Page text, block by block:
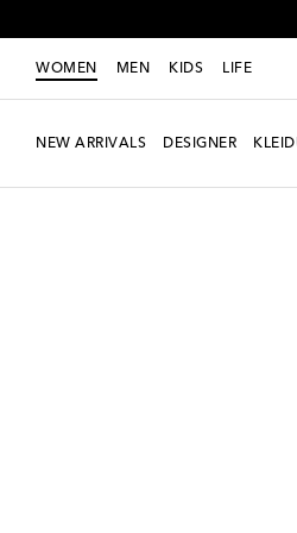
WOMEN MEN KIDS LIFE
NEW ARRIVALS DESIGNER